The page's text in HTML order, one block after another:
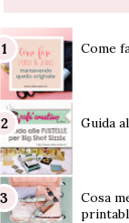
Come
Guida
Cosa